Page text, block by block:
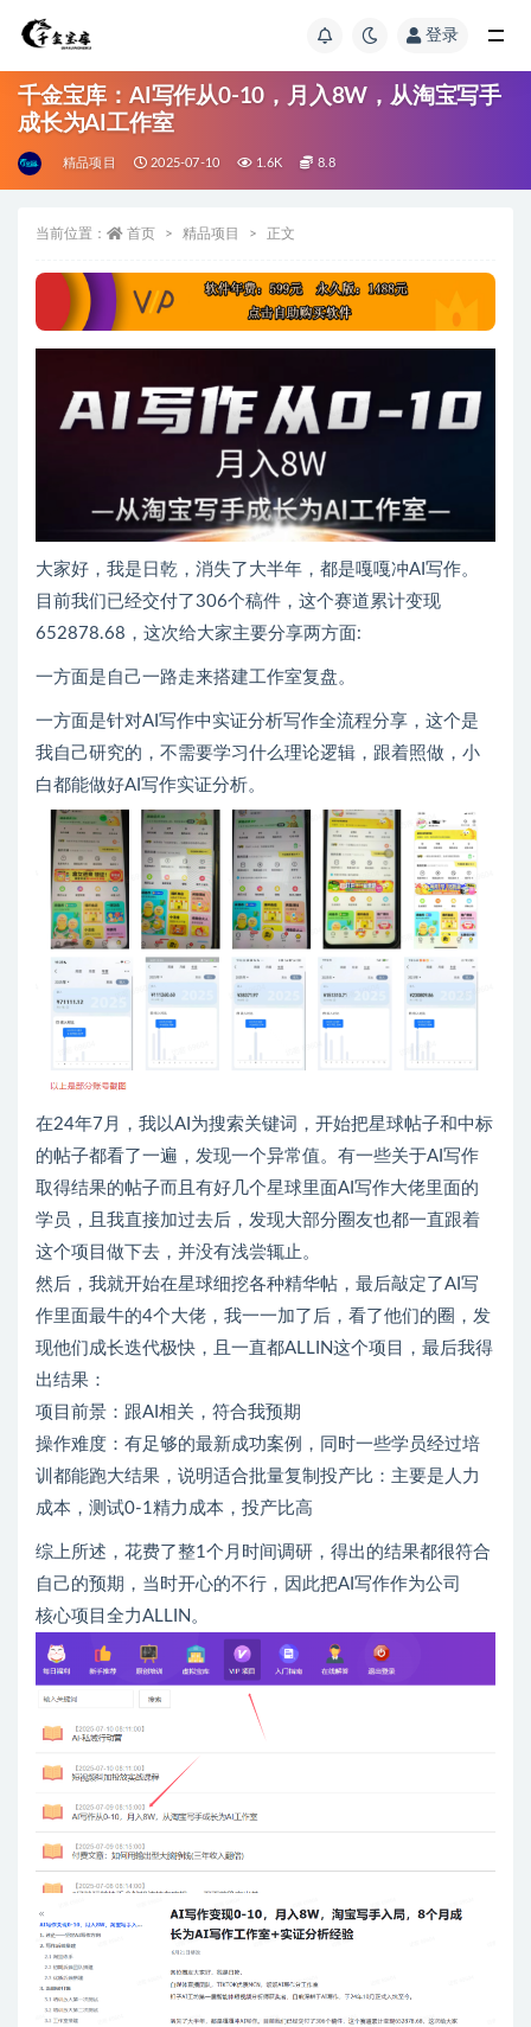
登录
千金宝库：AI写作从0-10，月入8W，从淘宝写手
成长为AI工作室
精品项目 2025-07-10 1.6K 8.8
当前位置： 首页 精品项目 正文
大家好，我是日乾，消失了大半年，都是嘎嘎冲AI写作。
目前我们已经交付了306个稿件，这个赛道累计变现
652878.68，这次给大家主要分享两方面:
一方面是自己一路走来搭建工作室复盘。
一方面是针对AI写作中实证分析写作全流程分享，这个是
我自己研究的，不需要学习什么理论逻辑，跟着照做，小
白都能做好AI写作实证分析。
在24年7月，我以AI为搜索关键词，开始把星球帖子和中标
的帖子都看了一遍，发现一个异常值。有一些关于AI写作
取得结果的帖子而且有好几个星球里面AI写作大佬里面的
学员，且我直接加过去后，发现大部分圈友也都一直跟着
这个项目做下去，并没有浅尝辄止。
然后，我就开始在星球细挖各种精华帖，最后敲定了AI写
作里面最牛的4个大佬，我一一加了后，看了他们的圈，发
现他们成长迭代极快，且一直都ALLIN这个项目，最后我得
出结果：
项目前景：跟AI相关，符合我预期
操作难度：有足够的最新成功案例，同时一些学员经过培
训都能跑大结果，说明适合批量复制投产比：主要是人力
成本，测试0-1精力成本，投产比高
综上所述，花费了整1个月时间调研，得出的结果都很符合
自己的预期，当时开心的不行，因此把AI写作作为公司
核心项目全力ALLIN。